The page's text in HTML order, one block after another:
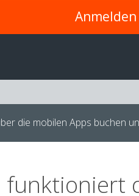
Anmelden
die mobilen Apps buchen
funktioniert